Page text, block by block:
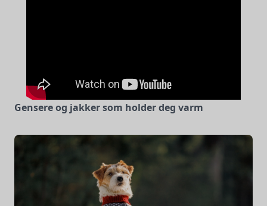
Gensere og jakker som holder deg varm